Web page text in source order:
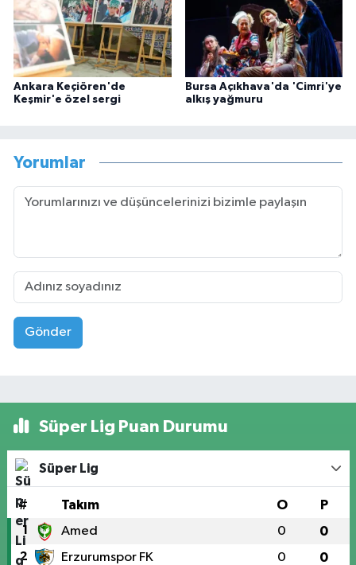
Ankara Keçiören'de
Keşmir'e özel sergi
Bursa Açıkhava'da 'Cimri'ye
alkış yağmuru
Yorumlar
Gönder
Süper Lig Puan Durumu
Süper Lig
# Takım O P
1 Amed 0 0
2 Erzurumspor FK 0 0